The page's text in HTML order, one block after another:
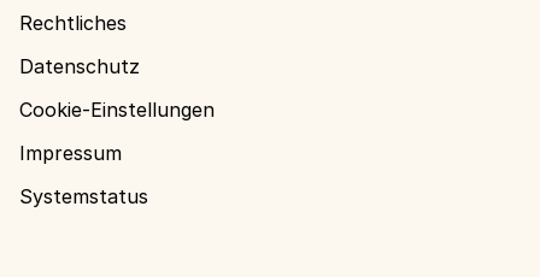
Rechtliches
Datenschutz
Cookie-Einstellungen
Impressum
Systemstatus